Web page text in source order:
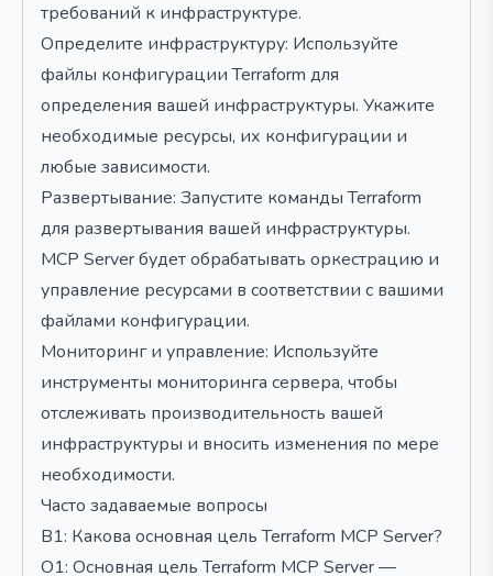
требований к инфраструктуре.
Определите инфраструктуру: Используйте
файлы конфигурации Terraform для
определения вашей инфраструктуры. Укажите
необходимые ресурсы, их конфигурации и
любые зависимости.
Развертывание: Запустите команды Terraform
для развертывания вашей инфраструктуры.
MCP Server будет обрабатывать оркестрацию и
управление ресурсами в соответствии с вашими
файлами конфигурации.
Мониторинг и управление: Используйте
инструменты мониторинга сервера, чтобы
отслеживать производительность вашей
инфраструктуры и вносить изменения по мере
необходимости.
Часто задаваемые вопросы
В1: Какова основная цель Terraform MCP Server?
О1: Основная цель Terraform MCP Server —